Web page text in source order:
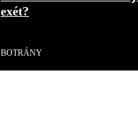
exét?
BOTRÁNY